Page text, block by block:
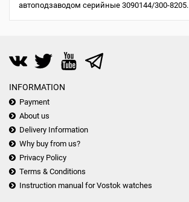
автоподзаводом серийные 3090144/300-8205.
INFORMATION
Payment
About us
Delivery Information
Why buy from us?
Privacy Policy
Terms & Conditions
Instruction manual for Vostok watches